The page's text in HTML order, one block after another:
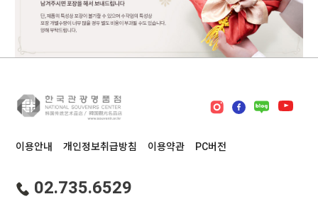
이용안내 개인정보취급방침 이용약관 PC버전
02.735.6529